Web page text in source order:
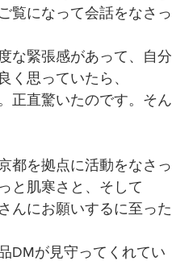
覧になって会話をなさっ
な緊張感があって、自分
く思っていたら、
正直驚いたのです。そん
都を拠点に活動をなさっ
と肌寒さと、そして
んにお願いするに至った
DMが見守ってくれてい